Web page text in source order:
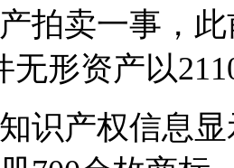
拍卖一事，
无形资产以
产权信息显